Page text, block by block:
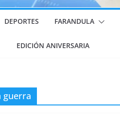
DEPORTES FARANDULA
EDICIÓN ANIVERSARIA
guerra